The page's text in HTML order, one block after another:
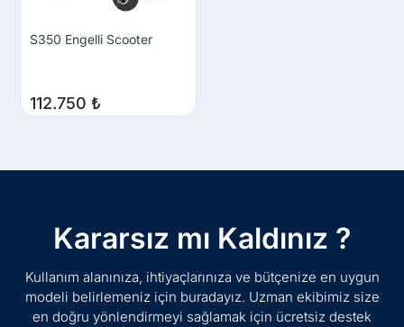
S350 Engelli Scooter
112.750₺
Kararsız mı Kaldınız ?
Kullanım alanınıza, ihtiyaçlarınıza ve bütçenize en uygun
modeli belirlemeniz için buradayız. Uzman ekibimiz size
en doğru yönlendirmeyi sağlamak için ücretsiz destek